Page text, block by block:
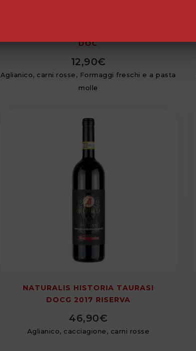
DOC
12,90€
Aglianico, carni rosse, Formaggi freschi e a pasta
molle
NATURALIS HISTORIA TAURASI
DOCG 2017 RISERVA
46,90€
Aglianico, cacciagione, carni rosse